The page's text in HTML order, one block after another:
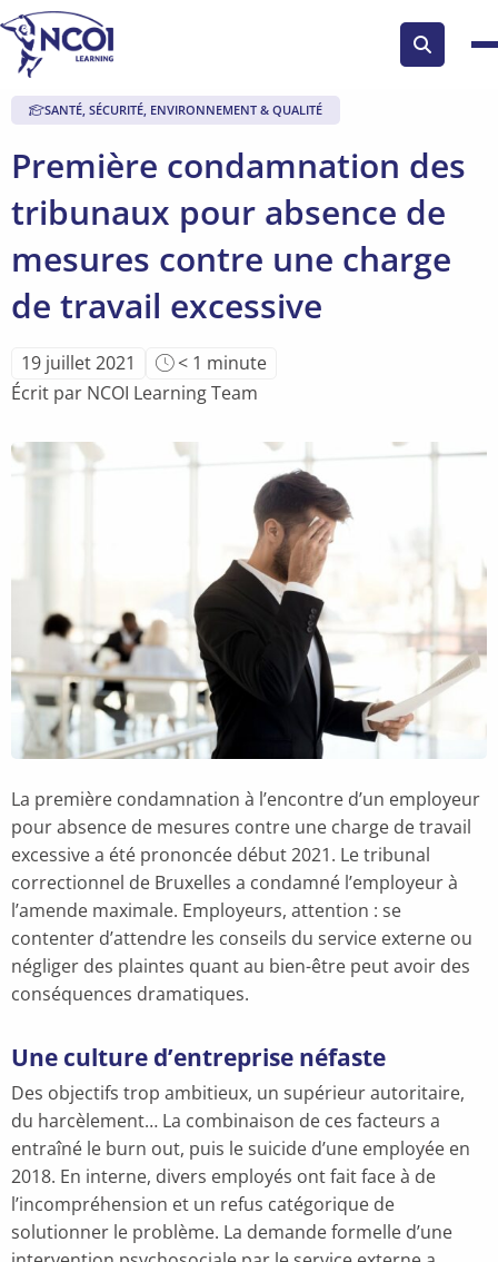
Search
button
Première condamnation des
tribunaux pour absence de
mesures contre une charge
de travail excessive
SANTÉ, SÉCURITÉ, ENVIRONNEMENT & QUALITÉ
19 juillet 2021
Temps
de
de
l'article:
< 1 minute
Écrit par NCOI Learning Team
La première condamnation à l’encontre d’un employeur
pour absence de mesures contre une charge de travail
excessive a été prononcée début 2021. Le tribunal
correctionnel de Bruxelles a condamné l’employeur à
l’amende maximale. Employeurs, attention : se
contenter d’attendre les conseils du service externe ou
négliger des plaintes quant au bien-être peut avoir des
conséquences dramatiques.
Une culture d’entreprise néfaste
Des objectifs trop ambitieux, un supérieur autoritaire,
du harcèlement… La combinaison de ces facteurs a
entraîné le burn out, puis le suicide d’une employée en
2018. En interne, divers employés ont fait face à de
l’incompréhension et un refus catégorique de
solutionner le problème. La demande formelle d’une